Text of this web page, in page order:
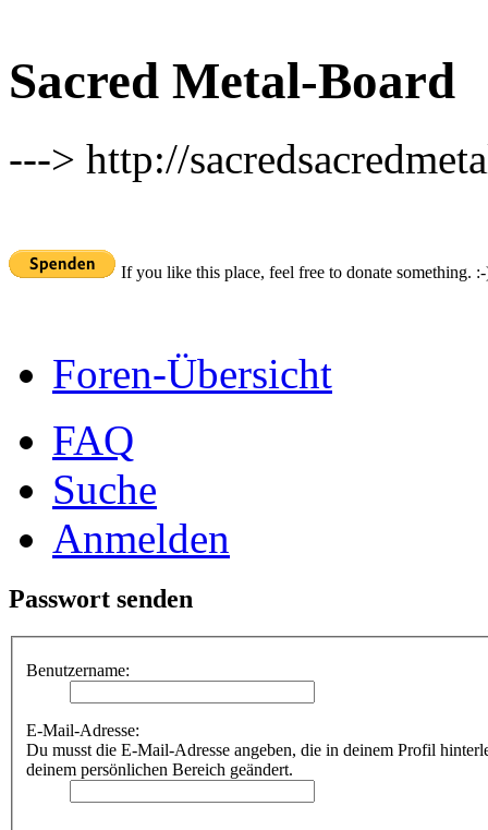
Sacred Metal-Board
---> http://
If you like this place, feel free to donate something.
Foren-Übersicht
FAQ
Suche
Anmelden
Passwort senden
Benutzername:
E-Mail-Adresse:
Du musst die E-Mail-Adresse angeben, die in deinem Profil
deinem persönlichen Bereich geändert.